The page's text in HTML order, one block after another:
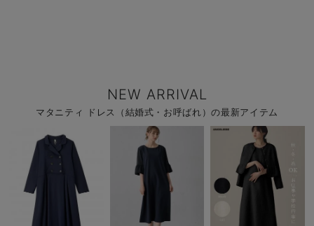
NEW ARRIVAL
マタニティ ドレス（結婚式・お呼ばれ）の最新アイテム